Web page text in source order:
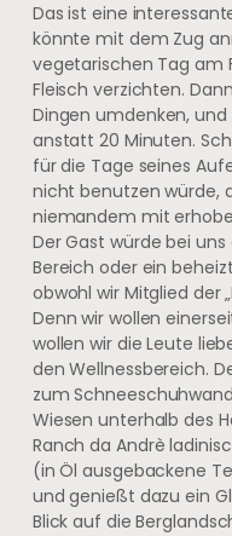
Das ist eine
könnte mit dem Zug
vegetarischen Tag am
Fleisch verzichten.
Dingen umdenken, und
anstatt 20 Minuten.
für die Tage seines
nicht benutzen würde,
niemandem mit
Der Gast würde bei
Bereich oder ein
obwohl wir Mitglied der
Denn wir wollen
wollen wir die Leute
den Wellnessbereich.
zum
Wiesen unterhalb des
Ranch da Andrè
(in Öl ausgebackene
und genießt dazu ein
Blick auf die